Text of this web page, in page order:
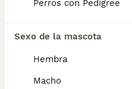
Perros con Pedigree
Sexo de la mascota
Hembra
Macho
en la ciudad.
¿Es raro el